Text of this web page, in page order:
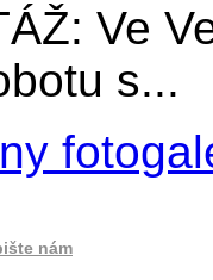
Ve
s...
nám